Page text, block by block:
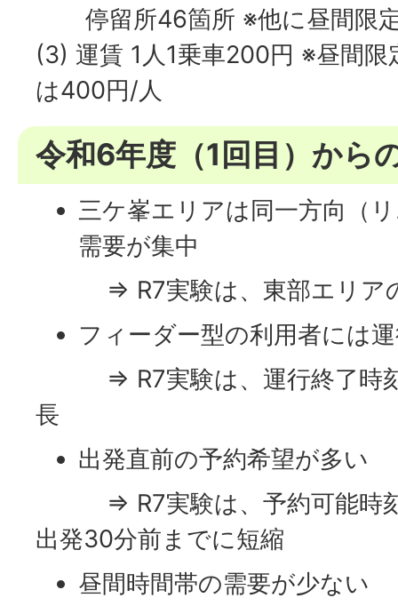
停留所46箇所 ※他に昼間限
(3) 運賃 1人1乗車200円 ※昼間
は400円/人
令和6年度（1回目）から
三ケ峯エリアは同一方向（
需要が集中
⇒ R7実験は、東部エリア
フィーダー型の利用者には
⇒ R7実験は、運行終了時
長
出発直前の予約希望が多い
⇒ R7実験は、予約可能時刻
出発30分前までに短縮
昼間時間帯の需要が少ない